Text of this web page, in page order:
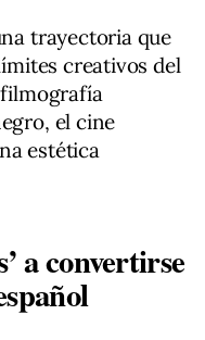
trayectoria que
creativos del
el cine
estética
a convertirse